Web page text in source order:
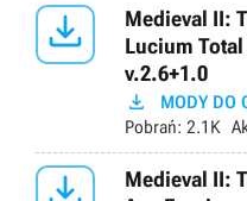

Medieval II:
Lucium
v.2.6+1.0
 MODY DO
Pobrań: 2.1K
Medieval II: